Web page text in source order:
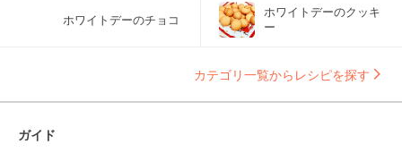
ホワイトデーのチョコ
ホワイトデーのクッキ
ー
カテゴリ一覧からレシピを探す
ガイド